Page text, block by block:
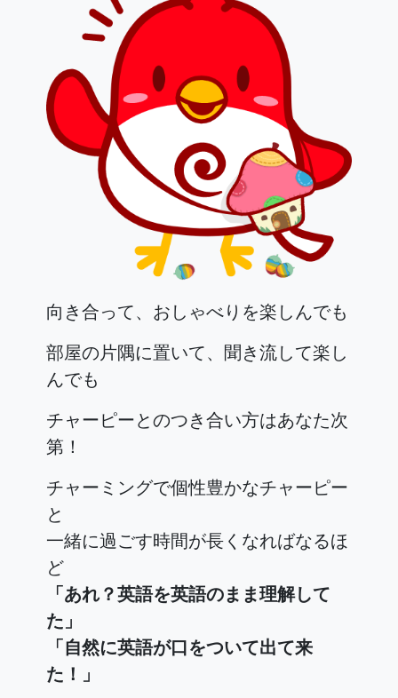
向き合って、おしゃべりを楽しんでも
部屋の片隅に置いて、聞き流して楽し
んでも
チャーピーとのつき合い方はあなた次
第！
チャーミングで個性豊かなチャーピー
と
一緒に過ごす時間が長くなればなるほ
ど
「あれ？英語を英語のまま理解して
た」
「自然に英語が口をついて出て来
た！」